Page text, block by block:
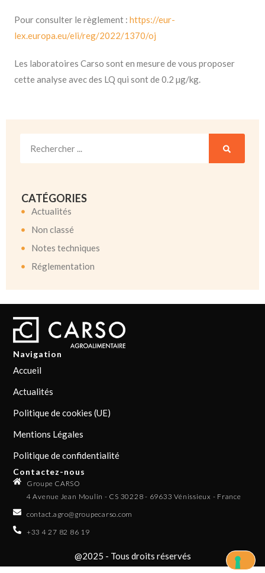
Pour consulter le règlement : https://eur-
lex.europa.eu/eli/reg/2022/1370/oj
Les laboratoires Carso sont en mesure de vous proposer
cette analyse avec des LQ qui sont de 0.2 µg/kg.
CATÉGORIES
Actualités
Non classé
Notes techniques
Réglementation
Navigation
Accueil
Actualités
Politique de cookies (UE)
Mentions Légales
Politique de confidentialité
Contactez-nous
Groupe CARSO
4 Avenue Jean Moulin - CS 30228 - 69633 Vénissieux - France
contact.agro@groupecarso.com
+33 4 27 82 86 19
@2025 - Tous droits réservés